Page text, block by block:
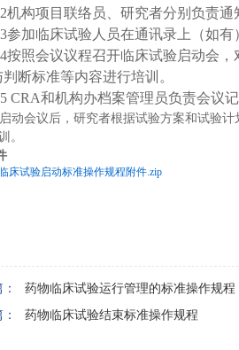
机构项目联络员、研究者分别负责通
参加临床试验人员在通讯录上（如有
按照会议议程召开临床试验启动会，
断标准等内容进行培训。
CRA和机构办档案管理员负责会议
启动会议后，研究者根据试验方案和试验
。
床试验启动标准操作规程附件.zip
药物临床试验运行管理的标准操作规程
药物临床试验结束标准操作规程